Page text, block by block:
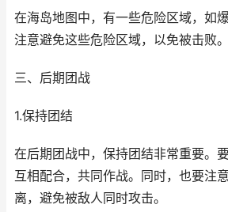
在海岛地图中，有一些危险区域，如
注意避免这些危险区域，以免被击败。
三、后期团战
1.保持团结
在后期团战中，保持团结非常重要。
互相配合，共同作战。同时，也要注
离，避免被敌人同时攻击。